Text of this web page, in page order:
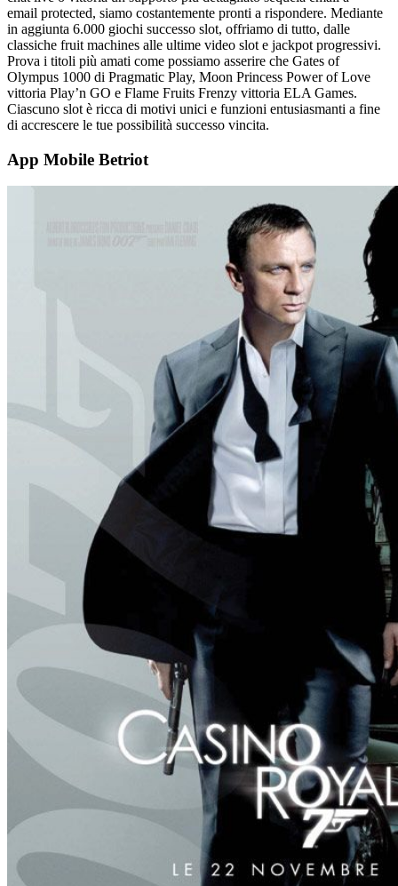
email protected, siamo costantemente pronti a rispondere. Mediante
in aggiunta 6.000 giochi successo slot, offriamo di tutto, dalle
classiche fruit machines alle ultime video slot e jackpot progressivi.
Prova i titoli più amati come possiamo asserire che Gates of
Olympus 1000 di Pragmatic Play, Moon Princess Power of Love
vittoria Play’n GO e Flame Fruits Frenzy vittoria ELA Games.
Ciascuno slot è ricca di motivi unici e funzioni entusiasmanti a fine
di accrescere le tue possibilità successo vincita.
App Mobile Betriot